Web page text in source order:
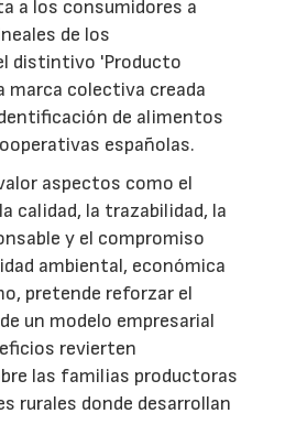
a los consumidores a
de los
distintivo 'Producto
marca colectiva creada
de alimentos
españolas.
aspectos como el
calidad, la trazabilidad, la
y el compromiso
ambiental, económica
pretende reforzar el
un modelo empresarial
revierten
las familias productoras
rurales donde desarrollan